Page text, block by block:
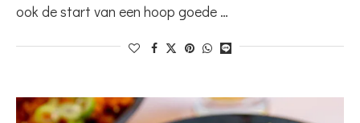
ook de start van een hoop goede …